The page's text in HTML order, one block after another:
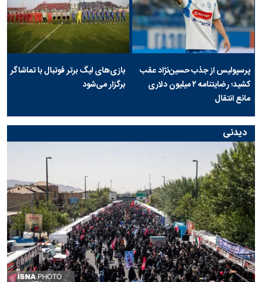
پرسپولیس از جذب حسین‌نژاد عقب
کشید؛ رضایتنامه ۲ میلیون دلاری
مانع انتقال
بازی‌های لیگ برتر فوتبال با تماشاگر
برگزار می‌شود
دیدنی